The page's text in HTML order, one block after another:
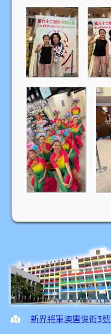
新界將軍澳唐俊街3號